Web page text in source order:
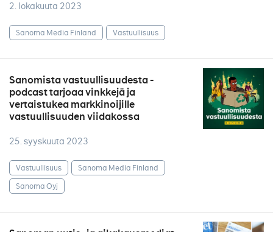
2. lokakuuta 2023
Sanoma Media Finland Vastuullisuus
Sanomista vastuullisuudesta -
podcast tarjoaa vinkkejä ja
vertaistukea markkinoijille
vastuullisuuden viidakossa
25. syyskuuta 2023
Vastuullisuus
Sanoma Media Finland
Sanoma Oyj